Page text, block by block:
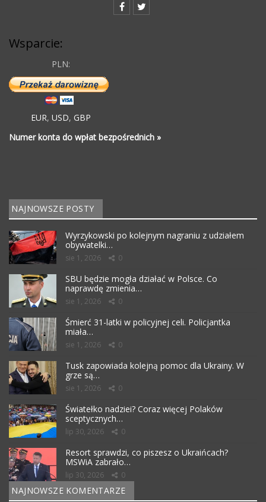
Wsparcie:
PLN:
EUR, USD, GBP
Numer konta do wpłat bezpośrednich »
NAJNOWSZE POSTY
Wyrzykowski po kolejnym nagraniu z udziałem
obywatelki…
sie 1, 2026 0
SBU będzie mogła działać w Polsce. Co
naprawdę zmienia…
sie 1, 2026 0
Śmierć 31-latki w policyjnej celi. Policjantka
miała…
sie 1, 2026 0
Tusk zapowiada kolejną pomoc dla Ukrainy. W
grze są…
sie 1, 2026 0
Światełko nadziei? Coraz więcej Polaków
sceptycznych…
lip 30, 2026 0
Resort sprawdzi, co piszesz o Ukraińcach?
MSWiA zabrało…
lip 30, 2026 0
NAJNOWSZE KOMENTARZE